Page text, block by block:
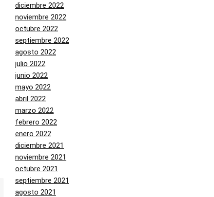
diciembre 2022
noviembre 2022
octubre 2022
septiembre 2022
agosto 2022
julio 2022
junio 2022
mayo 2022
abril 2022
marzo 2022
febrero 2022
enero 2022
diciembre 2021
noviembre 2021
octubre 2021
septiembre 2021
agosto 2021